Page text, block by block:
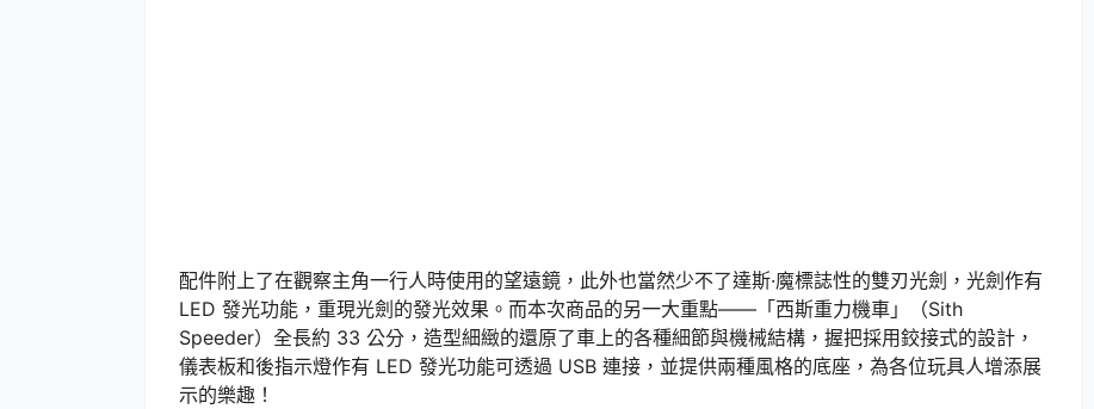
配件附上了在觀察主角一行人時使用的望遠鏡，此外也當然少不了達斯·魔標誌性的雙刃光劍，光劍作有
LED 發光功能，重現光劍的發光效果。而本次商品的另一大重點——「西斯重力機車」（Sith
Speeder）全長約 33 公分，造型細緻的還原了車上的各種細節與機械結構，握把採用鉸接式的設計，
儀表板和後指示燈作有 LED 發光功能可透過 USB 連接，並提供兩種風格的底座，為各位玩具人增添展
示的樂趣！